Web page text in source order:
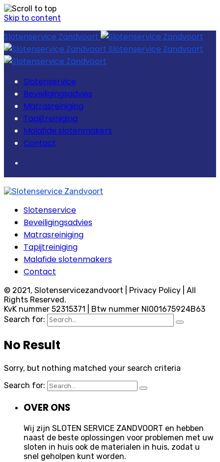
Skip to content
Slotenservice Zandvoort
Slotenservice Zandvoort
Slotenservice
Beveiligingsadvies
Matrasreiniging
Tapijtreiniging
Malafide slotenmakers
Contact
Slotenservice
Beveiligingsadvies
Matrasreiniging
Tapijtreiniging
Malafide slotenmakers
Contact
© 2021, Slotenservicezandvoort | Privacy Policy | All
Rights Reserved.
KvK nummer 52315371 | Btw nummer Nl001675924B63
Search for:
No Result
Sorry, but nothing matched your search criteria
Search for:
OVER ONS
Wij zijn SLOTEN SERVICE ZANDVOORT en hebben
naast de beste oplossingen voor problemen met uw
sloten in huis ook de materialen in huis, zodat u
snel geholpen kunt worden.